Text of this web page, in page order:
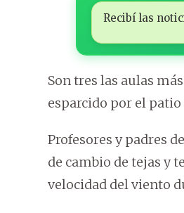
Recibí las
Son tres las aulas
esparcido por el
Profesores y padres
de cambio de tejas y
velocidad del viento